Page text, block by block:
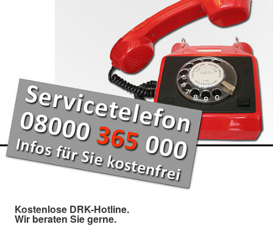
Kostenlose DRK-Hotline.
Wir beraten Sie gerne.